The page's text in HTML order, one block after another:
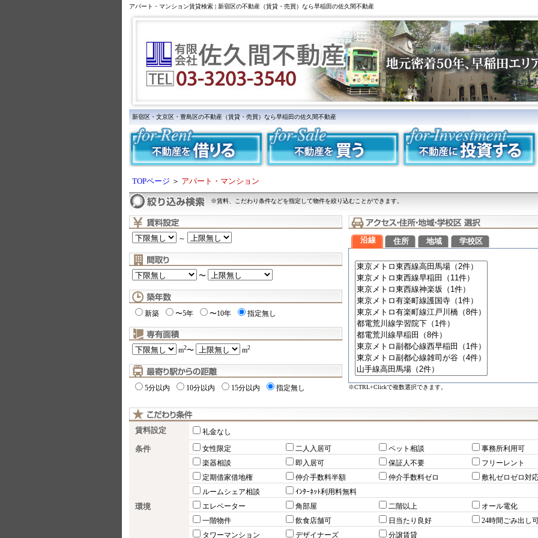
アパート・マンション賃貸検索 | 新宿区の不動産（賃貸・売買）なら早稲田の佐久間不動産
新宿区・文京区・豊島区の不動産（賃貸・売買）なら早稲田の佐久間不動産
TOPページ ＞ アパート・マンション
※賃料、こだわり条件などを指定して物件を絞り込むことができます。
～
〜
新築 〜5年 〜10年 指定無し
m2〜 m2
5分以内 10分以内 15分以内 指定無し
沿線 住所 地域 学校区
※CTRL+Clickで複数選択できます。
賃料設定 礼金なし
条件 女性限定 二人入居可 ペット相談
事務所利用可
楽器相談
即入居可 保証人不要
フリーレント
定期借家借地権
仲介手数料半額 仲介手数料ゼロ
敷礼ゼロゼロ対
ルームシェア相談
ｲﾝﾀｰﾈｯﾄ利用料無料
環境 エレベーター 角部屋 二階以上
オール電化
一階物件
飲食店舗可 日当たり良好
24時間ごみ出し
タワーマンション
デザイナーズ 分譲賃貸